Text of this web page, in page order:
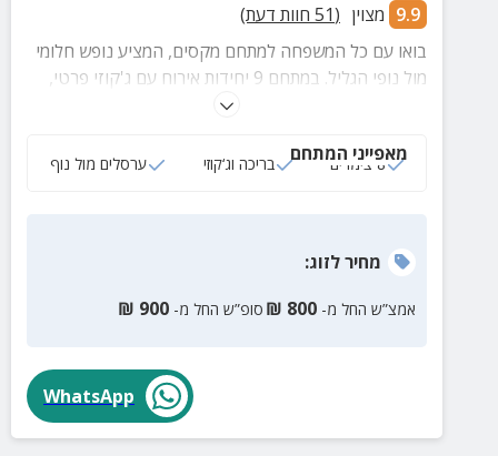
9.9 מצוין (
51 חוות דעת)
בואו עם כל המשפחה למתחם מקסים, המציע נופש חלומי
מול נופי הגליל. במתחם 9 יחידות אירוח עם ג'קוזי פרטי,
בריכה, מטבח מאובזר במלואו וקרבה למגוון אטרקציות
מאפייני המתחם
8 צימרים בריכה וג‘קוזי ערסלים מול נוף
מחירלזוג:
אמצ”ש החל מ- 800
₪ סופ”ש החל מ- 900
₪
WhatsApp